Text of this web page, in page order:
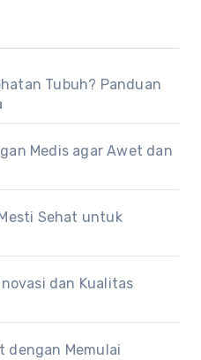
Tubuh? Panduan
Medis agar Awet dan
Sehat untuk
dan Kualitas
dengan Memulai